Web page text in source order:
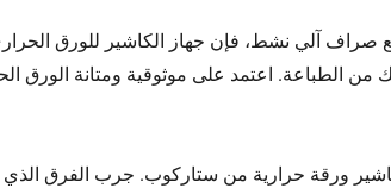
ورقة حرارية من ستاركوب. جرب الفرق الذي